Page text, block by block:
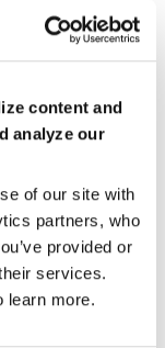
content and
analyze our
of our site with
partners, who
provided or
services.
learn more.